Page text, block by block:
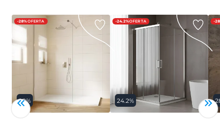
-28%OFERTA
28%
-24.2%OFERTA
24.2%
-